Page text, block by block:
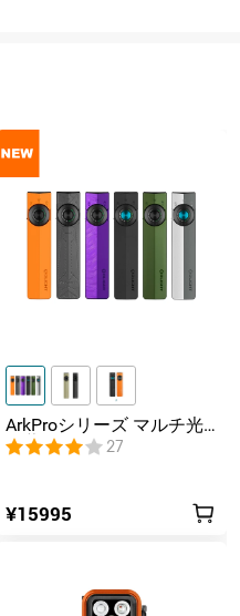
ArkProシリーズ マルチ光
源薄型フラッシュライト
27
¥15995